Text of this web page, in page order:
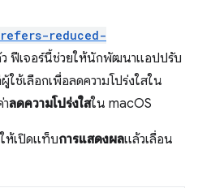
reduced-
ฟีเจอร์นี้ช่วยให้นักพัฒนาแอปปรับ
ใช้เลือกเพื่อลดความโปร่งใสใน
ลดความโปร่งใสใน macOS
ห้เปิดแท็บการแสดงผลแล้วเลื่อน